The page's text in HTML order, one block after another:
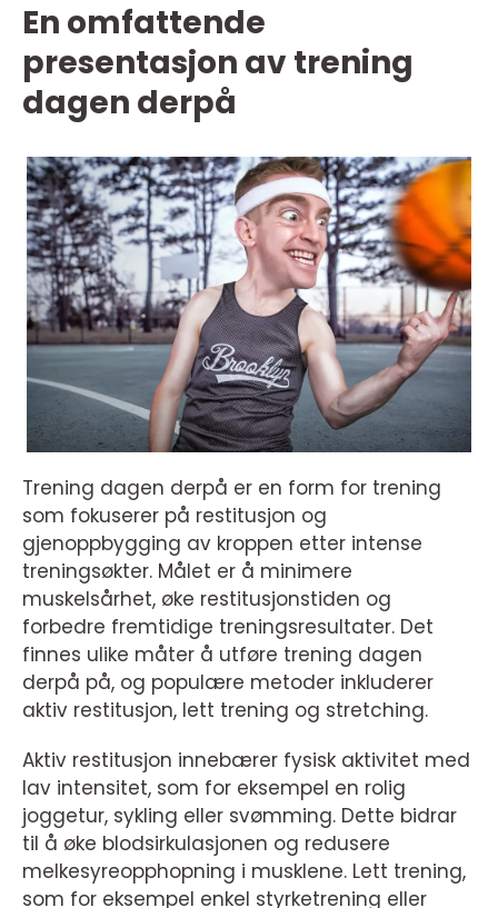
En omfattende
presentasjon av trening
dagen derpå
Trening dagen derpå er en form for trening
som fokuserer på restitusjon og
gjenoppbygging av kroppen etter intense
treningsøkter. Målet er å minimere
muskelsårhet, øke restitusjonstiden og
forbedre fremtidige treningsresultater. Det
finnes ulike måter å utføre trening dagen
derpå på, og populære metoder inkluderer
aktiv restitusjon, lett trening og stretching.
Aktiv restitusjon innebærer fysisk aktivitet med
lav intensitet, som for eksempel en rolig
joggetur, sykling eller svømming. Dette bidrar
til å øke blodsirkulasjonen og redusere
melkesyreopphopning i musklene. Lett trening,
som for eksempel enkel styrketrening eller